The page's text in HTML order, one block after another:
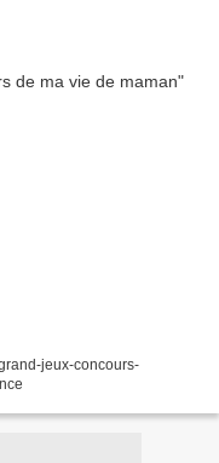
jeux-concours-